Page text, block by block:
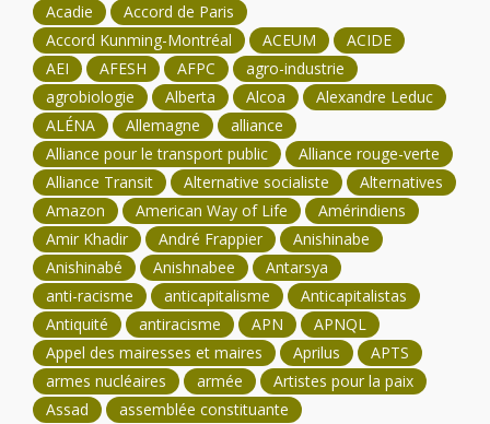
Acadie
Accord de Paris
Accord Kunming-Montréal
ACEUM
ACIDE
AEI
AFESH AFPC
agro-industrie
agrobiologie
Alberta Alcoa
Alexandre Leduc
ALÉNA
Allemagne
alliance
Alliance pour le transport public
Alliance rouge-verte
Alliance Transit
Alternative socialiste
Alternatives
Amazon
American Way of Life
Amérindiens
Amir Khadir
André Frappier
Anishinabe
Anishinabé
Anishnabee
Antarsya
anti-racisme
anticapitalisme
Anticapitalistas
Antiquité
antiracisme APN
APNQL
Appel des mairesses et maires
Aprilus
APTS
armes nucléaires
armée
Artistes pour la paix
Assad
assemblée constituante